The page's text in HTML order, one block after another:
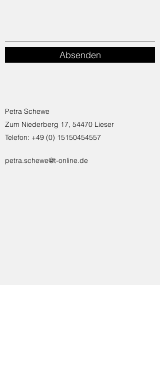
Absenden
Petra Schewe
Zum Niederberg 17, 54470 Lieser
Telefon: +49 (0) 15150454557
petra.schewe@t-online.de